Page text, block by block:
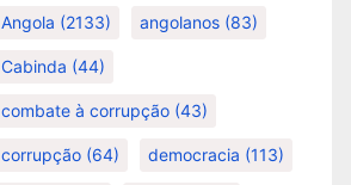
Angola (2133) angolanos (83)
Cabinda (44)
combate à corrupção (43)
corrupção (64) democracia (113)